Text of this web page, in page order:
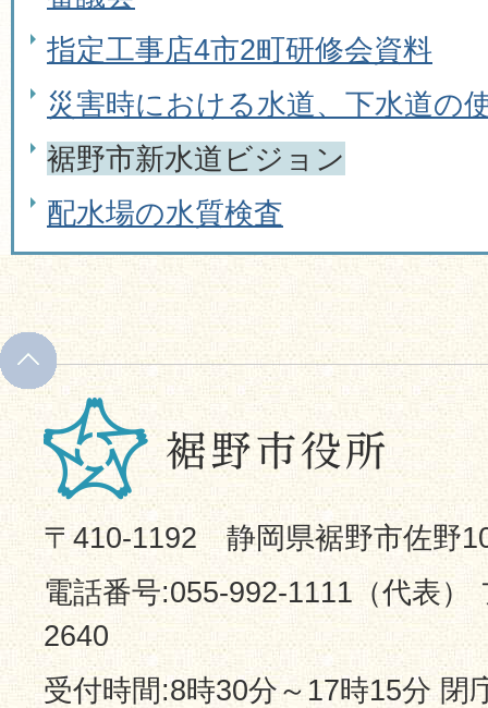
指定工事店4市2町研修会資料
災害時における水道、下水道の
裾野市新水道ビジョン
配水場の水質検査
〒410-1192 静岡県裾野市佐野
電話番号:055-992-1111（代表）
2640
受付時間:8時30分～17時15分 閉